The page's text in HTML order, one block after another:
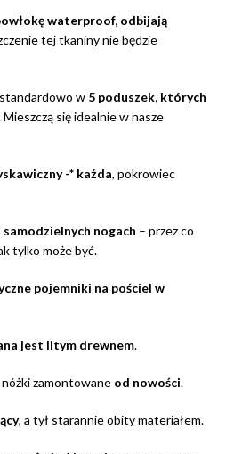
waterproof, odbijają
tej tkaniny nie będzie
w 5 poduszek, których
Mieszczą się idealnie w nasze
-* każda, pokrowiec
nogach – przez co
tylko może być.
pojemniki na pościel w
jest litym drewnem.
zamontowane od nowości.
, a tył starannie obity materiałem.